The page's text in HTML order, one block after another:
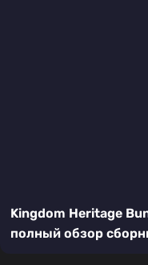
Kingdom Heritage
полный обзор